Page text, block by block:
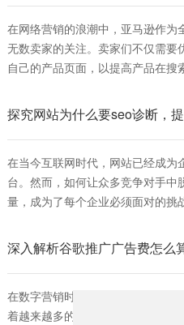
在网络营销的浪潮中，亚马逊作为
无数卖家的关注。卖家们不仅需
自己的产品页面，以提高产品在
念及其在推广中的重要性。 首先，我们来了解什么是亚马逊SEO。
SEO（Search Engine
在当今互联网时代，网站已经成
台。然而，如何让众多竞争对手
量，成为了每个企业必须面对的挑
存在的问题，从而进行针对性的改
先，网站为什么要seo诊断，可以
对网站进行全面的分析
在数字营销时代，谷歌广告已成为
着越来越多的商家投入到这一平台